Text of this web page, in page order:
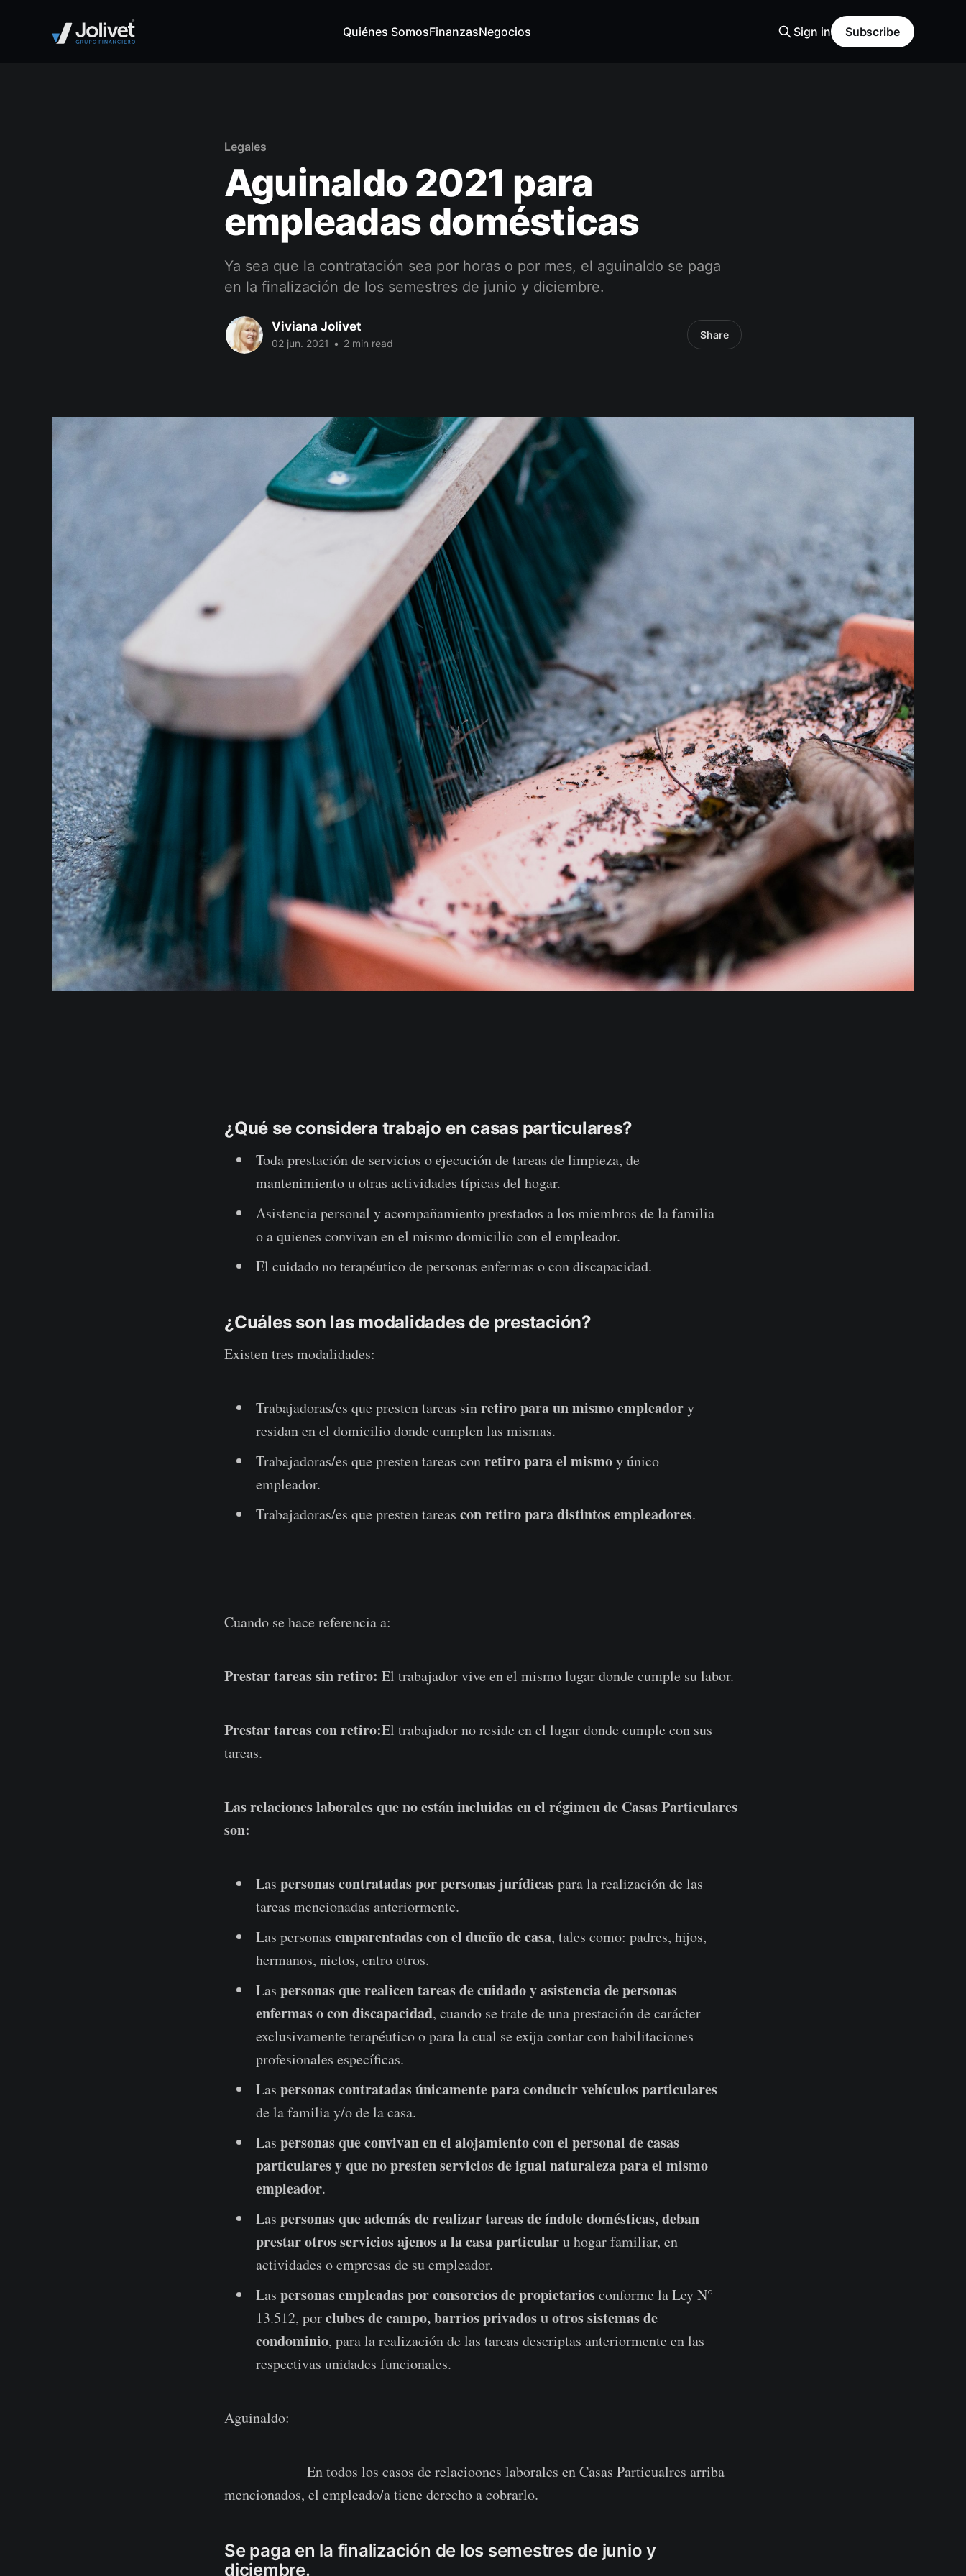
Quiénes SomosFinanzasNegocios Sign in Subscribe
Legales
Aguinaldo 2021 para
empleadas domésticas
Ya sea que la contratación sea por horas o por mes, el aguinaldo se paga
en la finalización de los semestres de junio y diciembre.
Viviana Jolivet
02 jun. 2021 • 2 min read
Share
¿Qué se considera trabajo en casas particulares?
Toda prestación de servicios o ejecución de tareas de limpieza, de
mantenimiento u otras actividades típicas del hogar.
Asistencia personal y acompañamiento prestados a los miembros de la familia
o a quienes convivan en el mismo domicilio con el empleador.
El cuidado no terapéutico de personas enfermas o con discapacidad.
¿Cuáles son las modalidades de prestación?
Existen tres modalidades:
Trabajadoras/es que presten tareas sinretiro para un mismo empleadory
residan en el domicilio donde cumplen las mismas.
Trabajadoras/es que presten tareas conretiro para el mismoy único
empleador.
Trabajadoras/es que presten tareas con retiro para distintos empleadores.
Cuando se hace referencia a:
Prestar tareas sin retiro: El trabajador vive en el mismo lugar donde cumple su labor.
Prestar tareas con retiro:El trabajador no reside en el lugar donde cumple con sus
tareas.
Las relaciones laborales que no están incluidas en el régimen de Casas Particulares
son:
Las personas contratadas por personas jurídicaspara la realización de las
tareas mencionadas anteriormente.
Las personas emparentadas con el dueño de casa, tales como: padres, hijos,
hermanos, nietos, entro otros.
Las personas que realicen tareas de cuidado y asistencia de personas
enfermas o con discapacidad, cuando se trate de una prestación de carácter
exclusivamente terapéutico o para la cual se exija contar con habilitaciones
profesionales específicas.
Las personas contratadas únicamente para conducir vehículos particulares
de la familia y/o de la casa.
Las personas que convivan en el alojamiento con el personal de casas
particulares y que no presten servicios de igual naturaleza para el mismo
empleador.
Las personas que además de realizar tareas de índole domésticas, deban
prestar otros servicios ajenos a la casa particularu hogar familiar, en
actividades o empresas de su empleador.
Las personas empleadas por consorcios de propietariosconforme la Ley N°
13.512, porclubes de campo, barrios privados u otros sistemas de
condominio, para la realización de las tareas descriptas anteriormente en las
respectivas unidades funcionales.
Aguinaldo:
En todos los casos de relacioones laborales en Casas Particualres arriba
mencionados, el empleado/a tiene derecho a cobrarlo.
Se paga en la finalización de los semestres de junio y
diciembre.